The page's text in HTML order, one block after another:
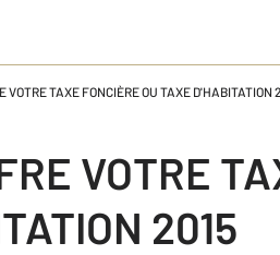
VOTRE TAXE FONCIÈRE OU TAXE D'HABITATION
VOTRE
2015